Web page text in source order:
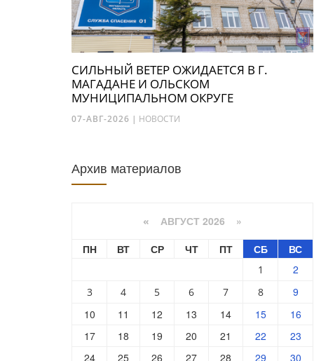
СИЛЬНЫЙ ВЕТЕР ОЖИДАЕТСЯ В Г.
МАГАДАНЕ И ОЛЬСКОМ
МУНИЦИПАЛЬНОМ ОКРУГЕ
07-АВГ-2026 | НОВОСТИ
Архив материалов
« АВГУСТ 2026 »
ПН
ВТ СР ЧТ ПТ СБ ВС
1 2
3 4 5 6 7 8
9
10
11 12 13 14 15
16
17
18 19 20 21 22
23
24
25 26 27 28 29 30